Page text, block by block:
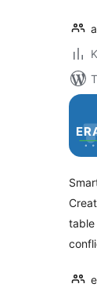
table